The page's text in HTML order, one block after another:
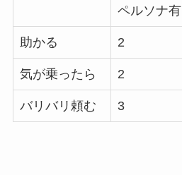
ペルソナ有
助かる 2
気が乗ったら 2
バリバリ頼む 3